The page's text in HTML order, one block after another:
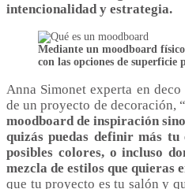
intencionalidad y estrategia.
Mediante un moodboard
con las opciones de superficie
Anna Simonet experta en
de un proyecto de decoración, “
moodboard de inspiración
quizás puedas definir más
posibles colores, o incluso
mezcla de estilos que quieras
que tu proyecto es tu salón y